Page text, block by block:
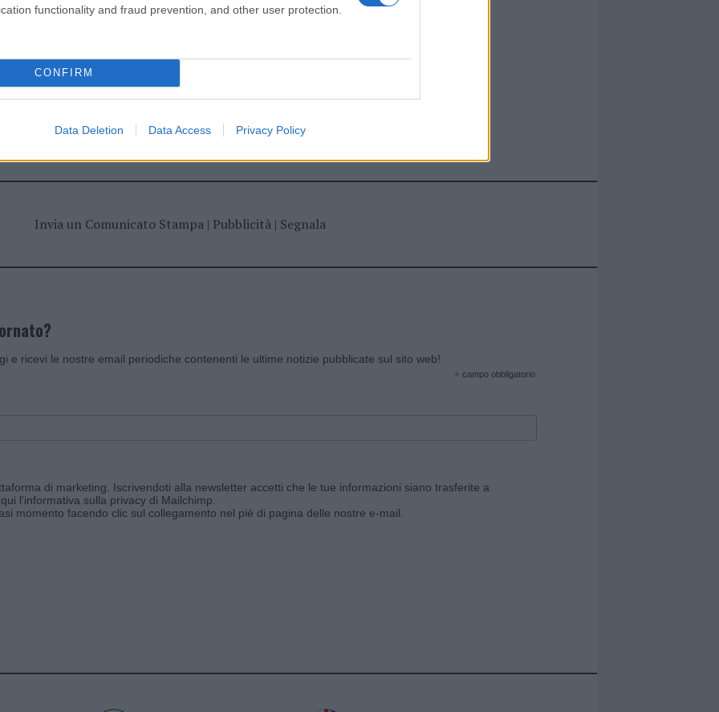
functionality and fraud prevention, and other user protection.
CONFIRM
Data Deletion Data Access Privacy Policy
Prossimo articolo
Invia un Comunicato Stampa| Pubblicità| Segnala
e ricevi le nostre email periodiche contenenti le ultime notizie pubblicate sul sito web!
* campo obbligatorio
di marketing. Iscrivendoti alla newsletter accetti che le tue informazioni siano trasferite a
l'informativa sulla privacy di Mailchimp
momento facendo clic sul collegamento nel piè di pagina delle nostre e-mail.